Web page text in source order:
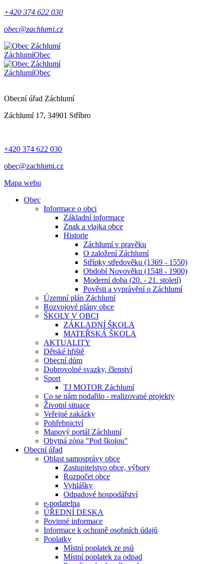
+420 374 622 030
obec@zachlumi.cz
ZáchlumíObec
ZáchlumíObec
Obecní úřad Záchlumí
Záchlumí 17, 34901 Stříbro
+420 374 622 030
obec@zachlumi.cz
Mapa webu
Obec
Informace o obci
Základní informace
Znak a vlajka obce
Historie
Záchlumí v pravěku
O založení Záchlumí
Střípky středověku (1369 - 1550)
Období Novověku (1548 - 1900)
Moderní doba (20. - 21. století)
Pověsti a vyprávění o Záchlumí
Územní plán Záchlumí
Rozvojové plány obce
ŠKOLY V OBCI
ZÁKLADNÍ ŠKOLA
MATEŘSKÁ ŠKOLA
AKTUALITY
Dětské hřiště
Obecní dům
Dobrovolné svazky, členství
Sport
TJ MOTOR Záchlumí
Co se nám podařilo - realizované projekty
Životní situace
Veřejné zakázky
Pohřebnictví
Mapový portál Záchlumí
Obytná zóna "Pod školou"
Obecní úřad
Oblast samosprávy obce
Zastupitelstvo obce, výbory
Rozpočet obce
Vyhlášky
Odpadové hospodářství
e-podatelna
ÚŘEDNÍ DESKA
Povinné informace
Informace k ochraně osobních údajů
Poplatky
Místní poplatek ze psů
Místní poplatek za odpad